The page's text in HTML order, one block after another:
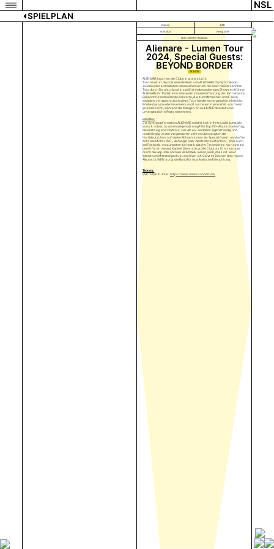
NSL
SPIELPLAN
Konzert KFK
20.09.2024 Freitag 20:00
keine Altersbeschränkung
Alienare - Lumen Tour
2024, Special Guests:
BEYOND BORDER
TICKETS
ALIENARE tauchen die Clubs in grünes Licht.
Tauche ein in die pulsierende Welt von ALIENARE! Die Synthiepop-
Juwelen der schwarzen Szene sind zurück mit einer heiß ersehnten
Tour durch Deutschland. In zwölf atemberaubenden Shows entführen
ALIENARE ihr Publikum in eine audiovisuelle Erfahrung der Extraklasse.
Bekannt für mitreißende Konzerte, die zum Mitmachen und Feiern
einladen, verspricht auch diese Tour wieder unvergessliche Nächte.
Erlebe das visuelle Feuerwerk und tauche ein in eine Welt von (meist
grünem) Licht, während die Klänge von ALIENARE dich auf eine
unvergessliche Reise mitnehmen.
Bandbio:
Die Synthpopformation ALIENARE meldet sich in ihrem Jubiläumsjahr
zurück - obwohl, waren sie jemals weg? Ein Top 100- Albumcharterfolg,
die erste eigene Clubtour, vier Alben - und alles eigenständig und
unabhängig. In den vergangenen Jahren überzeugten die
Norddeutschen auf vielen Bühnen, sei es als Special Guest namhafter
Acts wie MONO INC., Blutengel oder Aesthetic Perfection - aber auch
bei Festivals entzündeten sie musikalische Feuerwerke. Nun sind sie
bereit für ein neues Kapitel: Die erste große Clubtour führt sie quer
durch die Republik und wer ALIENARE kennt, weiß, dass mit einer
intensiven Mitmachparty zu rechnen ist. Ganz im Zeichen des neuen
Albums LUMEN sorgt die Band für musikalische Erleuchtung.
Tickets:
VVK: 24,90 € unter:https://www.mawi-concert.de/